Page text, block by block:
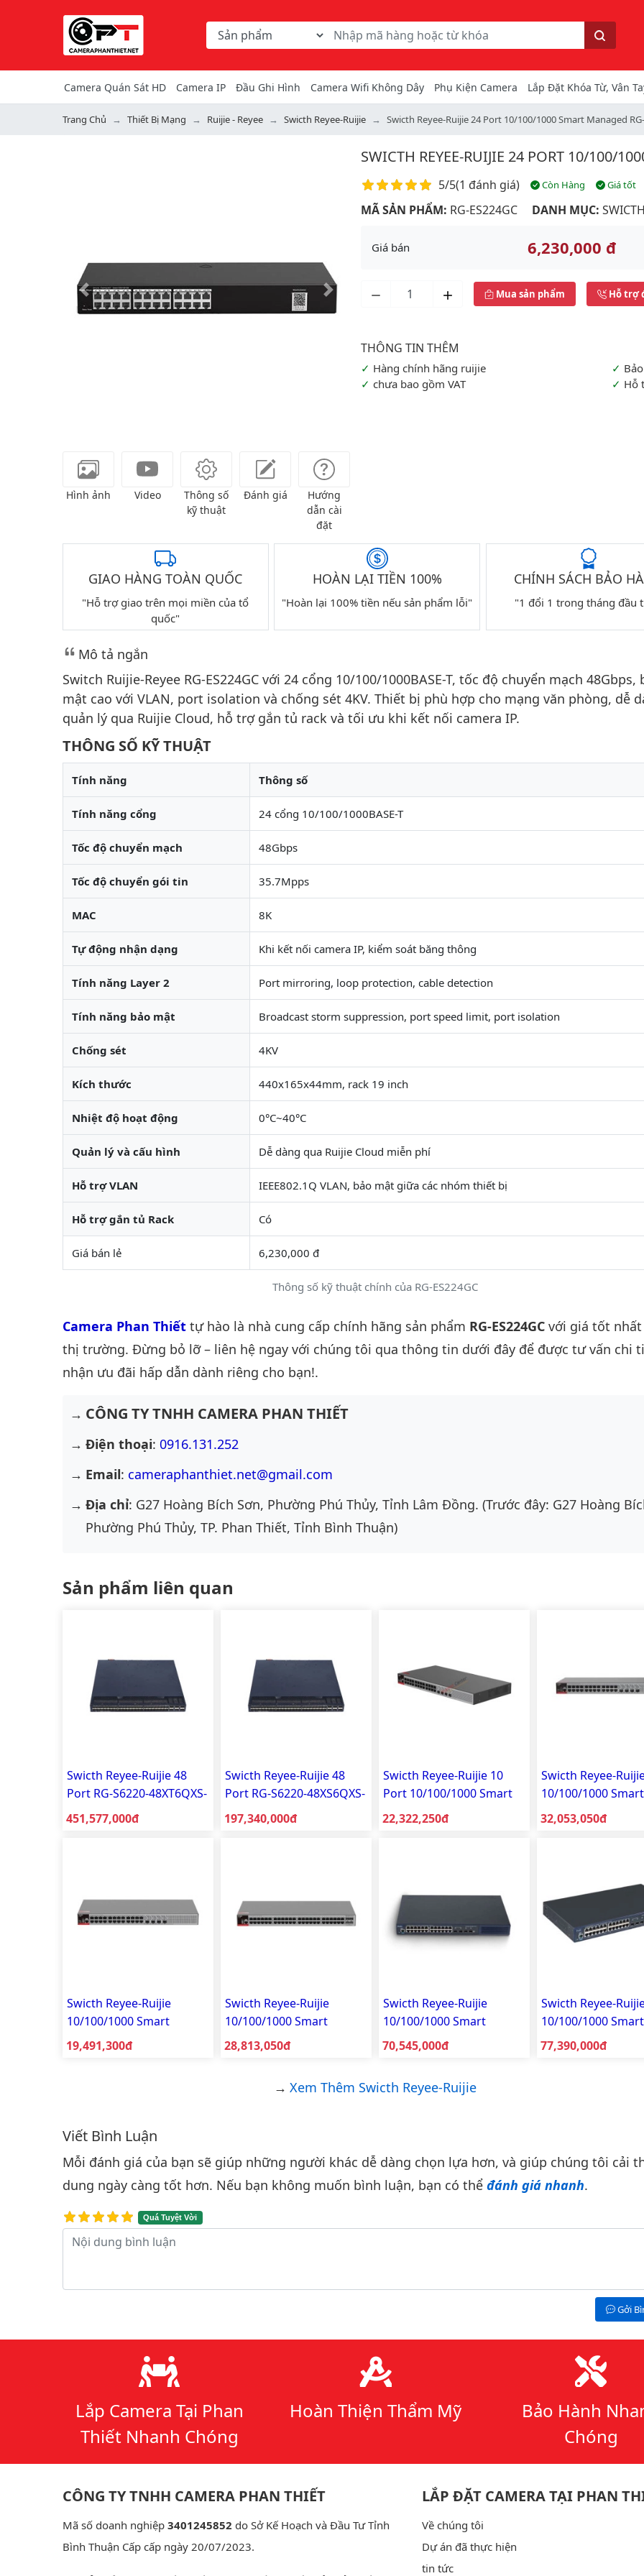
Chọn danh mục tìm kiếm
Từ khóa hoặc mã hàng
Tìm kiếm
Camera Quán Sát HD Camera IP Đầu Ghi Hình Camera Wifi Không Dây Phụ Kiện Camera Lắp Đặt Khóa Từ, Vân
Trang Chủ Thiết Bị Mạng Ruijie - Reyee Swicth Reyee-Ruijie Swicth Reyee-Ruijie 24 Port 10/100/1000 Smart Managed RG-
Previous Next
Hình ảnh Video
Thông số
kỹ thuật
Đánh giá
Hướng
dẫn cài
đặt
SWICTH REYEE-RUIJIE 24 PORT 10/100/
Điểm đánh giá
5/5(1 đánh giá) Còn Hàng Giá tốt
MÃ SẢN PHẨM: RG-ES224GC DANH MỤC:
Giá bán 6,230,000 đ
Mua sản phẩm Hỗ trợ
Hàng chính hãng ruijie
chưa bao gồm VAT
Hỗ
GIAO HÀNG TOÀN QUỐC
"Hỗ trợ giao trên mọi miền của tổ
quốc"
HOÀN LẠI TIỀN 100%
"Hoàn lại 100% tiền nếu sản phẩm lỗi"
CHÍNH SÁCH BẢO
"1 đổi 1 trong tháng đầu
Mô tả ngắn
Switch Ruijie-Reyee RG-ES224GC với 24 cổng 10/100/1000BASE-T, tốc độ chuyển mạch 48Gbps,
mật cao với VLAN, port isolation và chống sét 4KV. Thiết bị phù hợp cho mạng văn phòng, dễ
quản lý qua Ruijie Cloud, hỗ trợ gắn tủ rack và tối ưu khi kết nối camera IP.
THÔNG SỐ KỸ THUẬT
Thông số kỹ thuật chính của RG-ES224GC
Tính năng Thông số
Tính năng cổng 24 cổng 10/100/1000BASE-T
Tốc độ chuyển mạch 48Gbps
Tốc độ chuyển gói tin 35.7Mpps
MAC 8K
Tự động nhận dạng Khi kết nối camera IP, kiểm soát băng thông
Tính năng Layer 2 Port mirroring, loop protection, cable detection
Tính năng bảo mật Broadcast storm suppression, port speed limit, port isolation
Chống sét 4KV
Kích thước 440x165x44mm, rack 19 inch
Nhiệt độ hoạt động 0°C~40°C
Quản lý và cấu hình Dễ dàng qua Ruijie Cloud miễn phí
Hỗ trợ VLAN IEEE802.1Q VLAN, bảo mật giữa các nhóm thiết bị
Hỗ trợ gắn tủ Rack Có
Giá bán lẻ 6,230,000 đ
Camera Phan Thiết tự hào là nhà cung cấp chính hãng sản phẩm RG-ES224GC với giá tốt
thị trường. Đừng bỏ lỡ – liên hệ ngay với chúng tôi qua thông tin dưới đây để được tư vấn chi
nhận ưu đãi hấp dẫn dành riêng cho bạn!.
CÔNG TY TNHH CAMERA PHAN THIẾT
Điện thoại: 0916.131.252
Email: cameraphanthiet.net@gmail.com
Địa chỉ: G27 Hoàng Bích Sơn, Phường Phú Thủy, Tỉnh Lâm Đồng. (Trước đây: G27 Hoàng
Phường Phú Thủy, TP. Phan Thiết, Tỉnh Bình Thuận)
Sản phẩm liên quan
Swicth Reyee-Ruijie 48
Port RG-S6220-48XT6QXS-
H-AC
Giá bán:
451,577,000đ
Swicth Reyee-Ruijie 48
Port RG-S6220-48XS6QXS-
H-AC
Giá bán:
197,340,000đ
Swicth Reyee-Ruijie 10
Port 10/100/1000 Smart
Managed RG-S2915-
10GT2MS-P-L
Giá bán:
22,322,250đ
Swicth Reyee-
10/100/1000 Smart
Managed RG-
24GT4MS-P-L
Giá bán:
32,053,050đ
Swicth Reyee-Ruijie
10/100/1000 Smart
Managed RG-S2915-
24GT4MS-L
Giá bán:
19,491,300đ
Swicth Reyee-Ruijie
10/100/1000 Smart
Managed RG-S2915-
48GT4MS-L
Giá bán:
28,813,050đ
Swicth Reyee-Ruijie
10/100/1000 Smart
Managed RG-S2910-
24GT4SFP-UP-H(V3.0)
Giá bán:
70,545,000đ
Swicth Reyee-
10/100/1000 Smart
Managed RG-
24GT4XS-UP-
Giá bán:
77,390,000đ
Xem Thêm Swicth Reyee-Ruijie
Bình luận & Đánh giá
Viết Bình Luận
Mỗi đánh giá của bạn sẽ giúp những người khác dễ dàng chọn lựa hơn, và giúp chúng tôi cải
dung ngày càng tốt hơn. Nếu bạn không muốn bình luận, bạn có thể đánh giá nhanh.
Quá Tuyệt Vời
Nội dung bình luận
Gởi
Lý do chọn chúng tôi
Lắp Camera Tại Phan
Thiết Nhanh Chóng
Hoàn Thiện Thẩm Mỹ
Bảo Hành
Chóng
CÔNG TY TNHH CAMERA PHAN THIẾT
Mã số doanh nghiệp 3401245852 do Sở Kế Hoạch và Đầu Tư Tỉnh
Bình Thuận Cấp cấp ngày 20/07/2023.
LẮP ĐẶT CAMERA TẠI PHAN
Về chúng tôi
Dự án đã thực hiện
tin tức